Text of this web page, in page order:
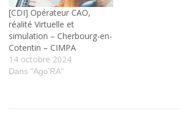
[CDI] Opérateur CAO,
réalité Virtuelle et
simulation – Cherbourg-en-
Cotentin – CIMPA
14 octobre 2024
Dans "Ago’RA"